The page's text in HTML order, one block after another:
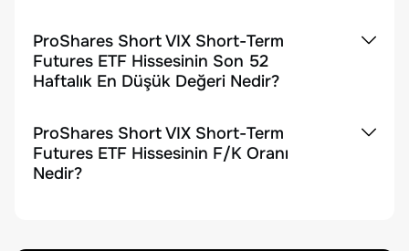
ProShares Short VIX Short-Term
Futures ETF Hissesinin Son 52
Haftalık En Düşük Değeri Nedir?
ProShares Short VIX Short-Term
Futures ETF Hissesinin F/K Oranı
Nedir?